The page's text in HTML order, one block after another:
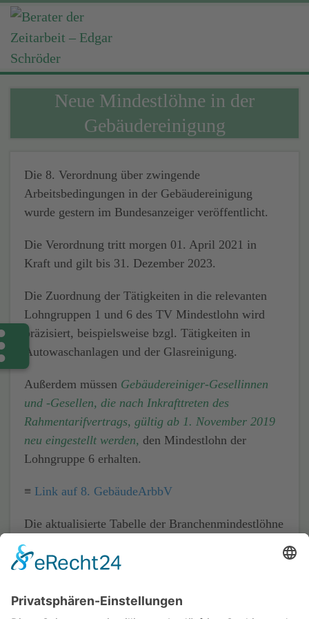
Neue Mindestlöhne in der
Gebäudereinigung
Die 8. Verordnung über zwingende
Arbeitsbedingungen in der Gebäudereinigung
wurde gestern im Bundesanzeiger veröffentlicht.
Die Verordnung tritt morgen 01. April 2021 in
Kraft und gilt bis 31. Dezember 2023.
Die Zuordnung der Tätigkeiten in die relevanten
Lohngruppen 1 und 6 des TV Mindestlohn wird
präzisiert, beispielsweise bzgl. Tätigkeiten in
Autowaschanlagen und der Glasreinigung.
Außerdem müssen Gebäudereiniger-Gesellinnen
und -Gesellen, die nach Inkrafttreten des
Rahmentarifvertrags, gültig ab 1. November 2019
neu eingestellt werden, den Mindestlohn der
Lohngruppe 6 erhalten.
≡ Link auf 8. GebäudeArbbV
Die aktualisierte Tabelle der Branchenmindestlöhne
und Mindestarbeitsbedingungen haben wir im
Kundenbereich unserer Homepage eingestellt.
≡ Link auf Mindestlohntabelle